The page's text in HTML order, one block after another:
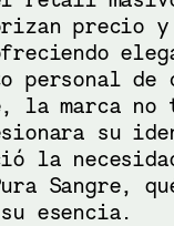
precio y
personal de
la marca no
su
la
Sangre,
esencia.